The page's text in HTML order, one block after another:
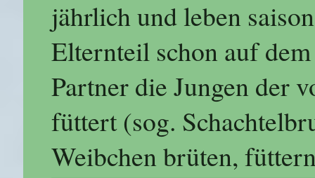
jährlich und leben
Elternteil schon auf
Partner die Jungen der
füttert (sog.
Weibchen brüten,